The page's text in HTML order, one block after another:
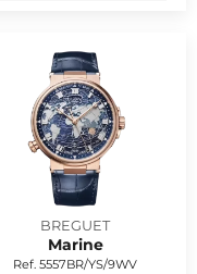
BREGUET
Marine
Ref. 5557BR/YS/9WV